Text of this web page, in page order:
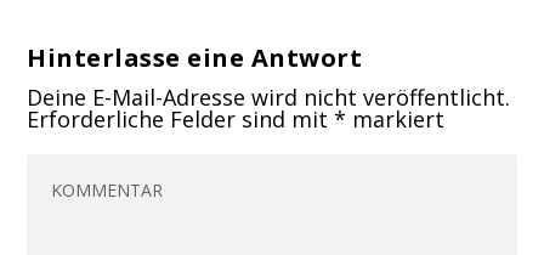
Hinterlasse eine Antwort
Deine E-Mail-Adresse wird nicht veröffentlicht.
Erforderliche Felder sind mit* markiert